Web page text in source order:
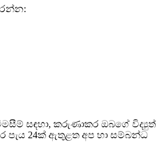
සඳහා, කරුණාකර ඔබගේ විද්‍යුත්
පැය 24ක් ඇතුළත අප හා සම්බන්ධ